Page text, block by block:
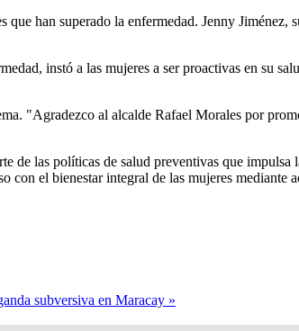
que han superado la enfermedad. Jenny
instó a las mujeres a ser proactivas en su
"Agradezco al alcalde Rafael Morales por
de las políticas de salud preventivas que
el bienestar integral de las mujeres mediante
subversiva en Maracay »